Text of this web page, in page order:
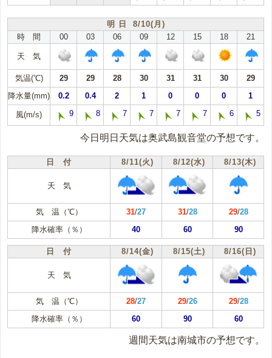
明 日 8/10(月)
時 間
00 03 06 09 12 15 18 21
天 気
気温(℃) 29 29 28 30 31 31 30
29
降水量(mm)
0.2 0.4 2 1 0 0 0 1
風(m/s) 9 8 7 7 7 7 6 5
今日明日天気は奥武島観音堂の予想です。
日 付 8/11(火) 8/12(水) 8/13(木)
天 気
気 温（℃） 31/27 31/28 29/28
降水確率（％）
40 60 90
日 付 8/14(金) 8/15(土) 8/16(日)
天 気
気 温（℃） 28/27 29/26 29/28
降水確率（％）
60 90 60
週間天気は南城市の予想です。